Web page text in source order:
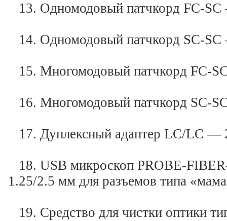
13. Одномодовый патчкорд FC-
14. Одномодовый патчкорд SC-
15. Многомодовый патчкорд FC-
16. Многомодовый патчкорд SC-
17. Дуплексный адаптер LC/LC —
18. USB микроскоп PROBE-
1.25/2.5 мм для разъемов типа
19. Средство для чистки оптики